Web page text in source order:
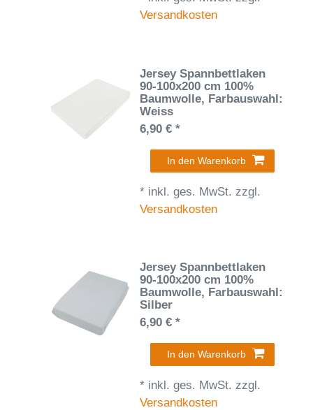
Versandkosten
Jersey Spannbettlaken
90-100x200 cm 100%
Baumwolle, Farbauswahl:
Weiss
6,90 € *
In den Warenkorb
* inkl. ges. MwSt. zzgl.
Versandkosten
Jersey Spannbettlaken
90-100x200 cm 100%
Baumwolle, Farbauswahl:
Silber
6,90 € *
In den Warenkorb
* inkl. ges. MwSt. zzgl.
Versandkosten